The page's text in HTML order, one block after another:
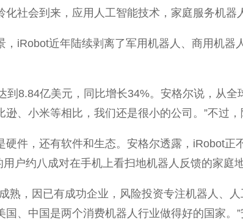
社会到来，应用人工智能技术，家庭服务机
，iRobot近年陆续剥离了军用机器人、商用机
到8.84亿美元，同比增长34%。安格尔说，从
、小米等相比，我们还是很小的公司。”不过
硬件，还有软件和生态。安格尔透露，iRobot
户约八成对在手机上看扫地机器人反馈的家庭
熟，因已有成功企业，风险投资专注机器人、
、中国是两个消费机器人行业做得好的国家。”